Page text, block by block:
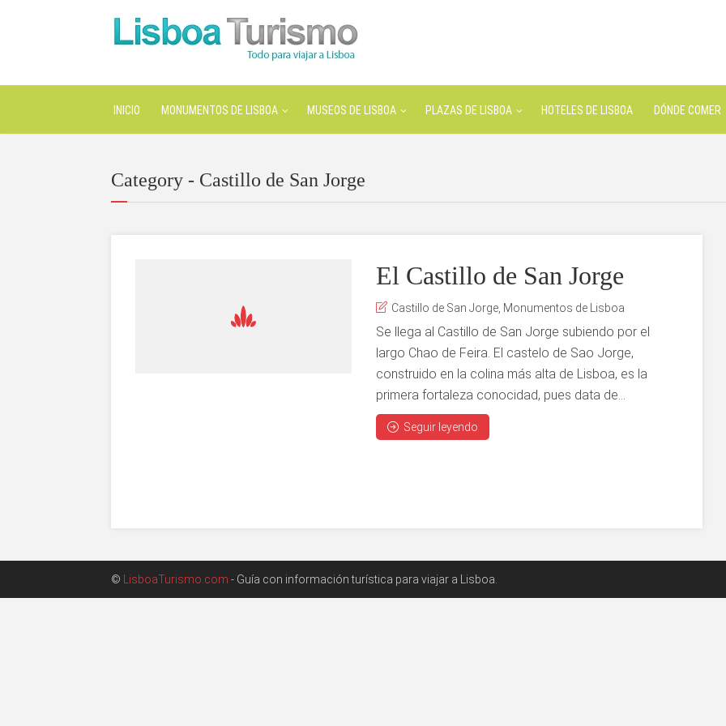
INICIO MONUMENTOS DE LISBOA MUSEOS DE LISBOA PLAZAS DE LISBOA HOTELES DE LISBOA DÓNDE COMER
Category - Castillo de San Jorge
El Castillo de San Jorge
Castillo de San Jorge Monumentos de Lisboa
Se llega al Castillo de San Jorge subiendo por el
largo Chao de Feira. El castelo de Sao Jorge,
construido en la colina más alta de Lisboa, es la
primera fortaleza conocidad, pues data de...
Seguir leyendo
© LisboaTurismo.com - Guía con información turística para viajar a Lisboa.